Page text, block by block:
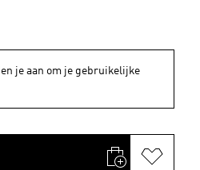
je aan om je gebruikelijke